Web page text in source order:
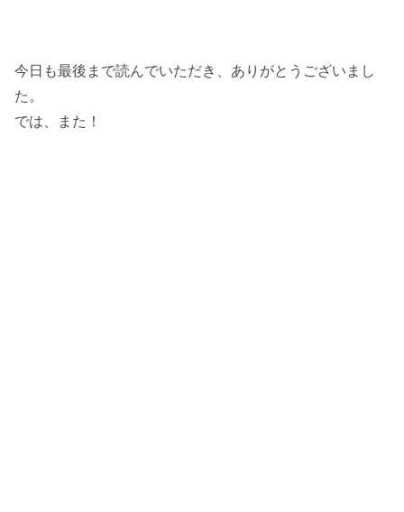
今日も最後まで読んでいただき、ありがとうございまし
た。
では、また！